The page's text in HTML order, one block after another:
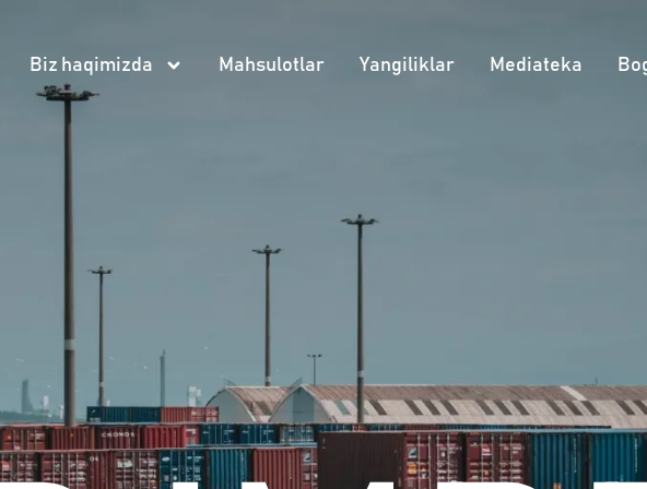
Biz haqimizda Mahsulotlar Yangiliklar Mediateka